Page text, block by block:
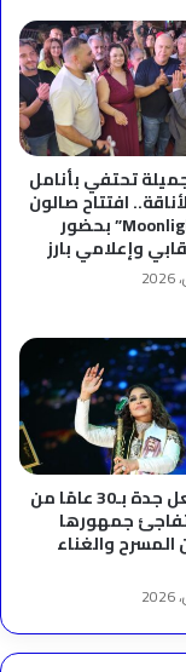
تحتفي بأنامل
افتتاح صالون
“Moonlight by Fifi” بحضور
وإعلامي بارز
أحلام تُشعل جدة بـ30 عامًا من
جمهورها
المسرح والغناء